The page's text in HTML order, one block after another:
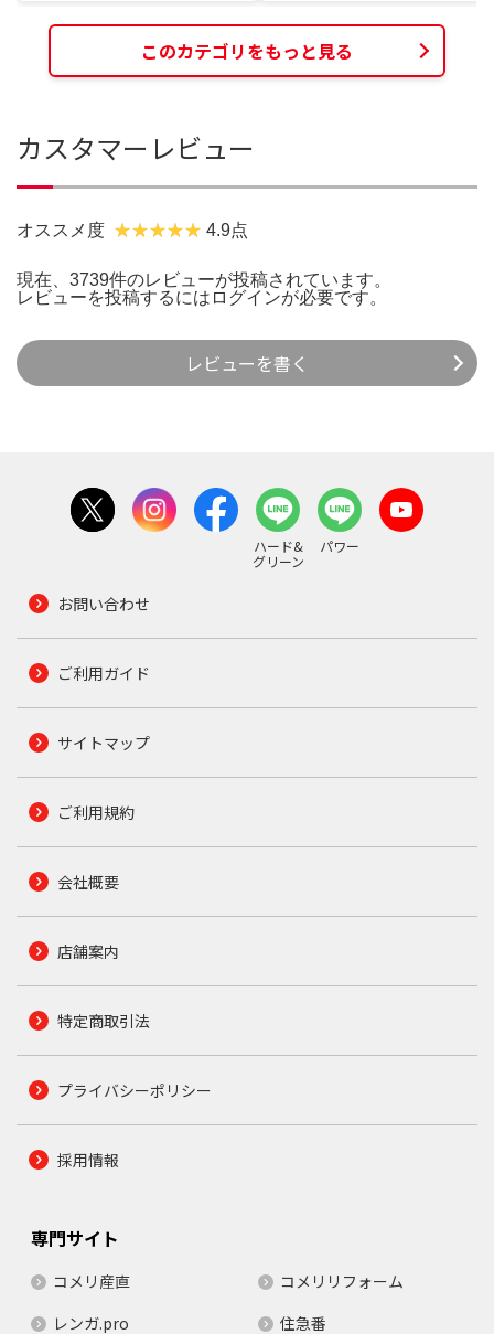
このカテゴリをもっと見る
カスタマーレビュー
オススメ度 4.9点
現在、3739件のレビューが投稿されています。
レビューを投稿するには ログインが必要です。
レビューを書く
ハード&
グリーン
パワー
お問い合わせ
ご利用ガイド
サイトマップ
ご利用規約
会社概要
店舗案内
特定商取引法
プライバシーポリシー
採用情報
専門サイト
コメリ産直
コメリリフォーム
レンガ.pro
住急番